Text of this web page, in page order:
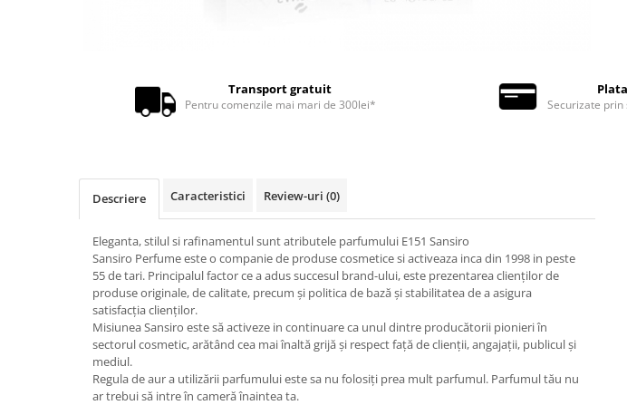
Transport gratuit
Pentru comenzile mai mari de 300lei* Securizate prin
Descriere Caracteristici Review-uri (0)
Eleganta, stilul si rafinamentul sunt atributele parfumului E151 Sansiro
Sansiro Perfume este o companie de produse cosmetice si activeaza inca din 1998 in peste
55 de tari. Principalul factor ce a adus succesul brand-ului, este prezentarea clienților de
produse originale, de calitate, precum și politica de bază și stabilitatea de a asigura
satisfacția clienților.
Misiunea Sansiro este să activeze in continuare ca unul dintre producătorii pionieri în
sectorul cosmetic, arătând cea mai înaltă grijă și respect față de clienții, angajații, publicul și
mediul.
Regula de aur a utilizării parfumului este sa nu folosiți prea mult parfumul. Parfumul tău nu
ar trebui să intre în cameră înaintea ta.